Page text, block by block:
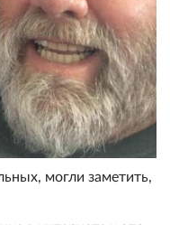
могли заметить,